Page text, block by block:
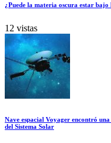
¿Puede la materia oscura estar
12 vistas
Nave espacial Voyager encontró
del Sistema Solar